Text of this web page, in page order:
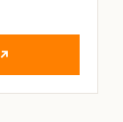
↗